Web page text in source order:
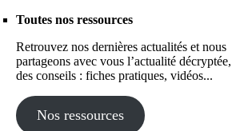
Toutes nos ressources
Retrouvez nos dernières actualités et nous
partageons avec vous l’actualité décryptée,
des conseils : fiches pratiques, vidéos...
Nos ressources